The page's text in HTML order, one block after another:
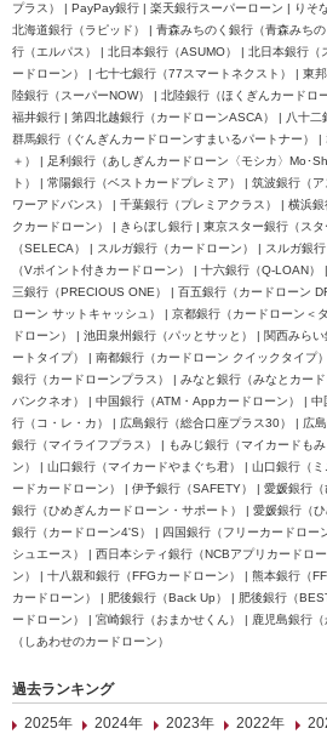
プラス） | PayPay銀行 | 楽天銀行スーパーローン | りそ
北海道銀行（ラピッド） | 青森みちのく銀行（青森みち
行（エルパス） | 北日本銀行（ASUMO） | 北日本銀行
ードローン） | 七十七銀行（77スマートネクスト） | 東
陸銀行（スーパーNOW） | 北陸銀行（ほくぎんカードロ
福井銀行 | 第四北越銀行（カードローンASCA） | 八十
群馬銀行（ぐんぎんカードローンすまいるパートナー）
＋） | 足利銀行（あしぎんカードローン〈モシカ〉Mo･
ト） | 常陽銀行（ベストカードプレミア） | 筑波銀行（
ワーアドバンス） | 千葉銀行（プレミアクラス） | 横浜
クカードローン） | きらぼし銀行 | 東京スター銀行（ス
（SELECA） | スルガ銀行（カードローン） | スルガ銀
（Vポイント付きカードローン） | 十六銀行（Q-LOAN
三銀行（PRECIOUS ONE） | 百五銀行（カードローン
ローン サットキャッシュ） | 京都銀行（カードローン＜
ドローン） | 池田泉州銀行（パッとサッと） | 関西みら
ートタイプ） | 南都銀行（カードローン クイックタイプ
銀行（カードローンプラス） | みなと銀行（みなとカー
バンクネオ） | 中国銀行（ATM・Appカードローン） |
行（コ・レ・カ） | 広島銀行（総合口座プラス30） | 広
銀行（マイライフプラス） | もみじ銀行（マイカードも
ン） | 山口銀行（マイカードやまぐち君） | 山口銀行（
ードカードローン） | 伊予銀行（SAFETY） | 愛媛銀行
銀行（ひめぎんカードローン・サポート） | 愛媛銀行（
銀行（カードローン4'S） | 四国銀行（フリーカードロー
シュエース） | 西日本シティ銀行（NCBアプリカードロ
ン） | 十八親和銀行（FFGカードローン） | 熊本銀行（
カードローン） | 肥後銀行（Back Up） | 肥後銀行（
ードローン） | 宮崎銀行（おまかせくん） | 鹿児島銀行
（しあわせのカードローン）
過去ランキング
2025年
2024年 2023年 2022年